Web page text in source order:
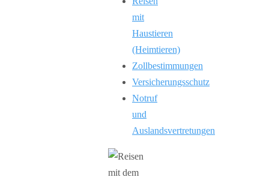
mit
Haustieren
(Heimtieren)
Zollbestimmungen
Versicherungsschutz
Notruf
und
Auslandsvertretungen